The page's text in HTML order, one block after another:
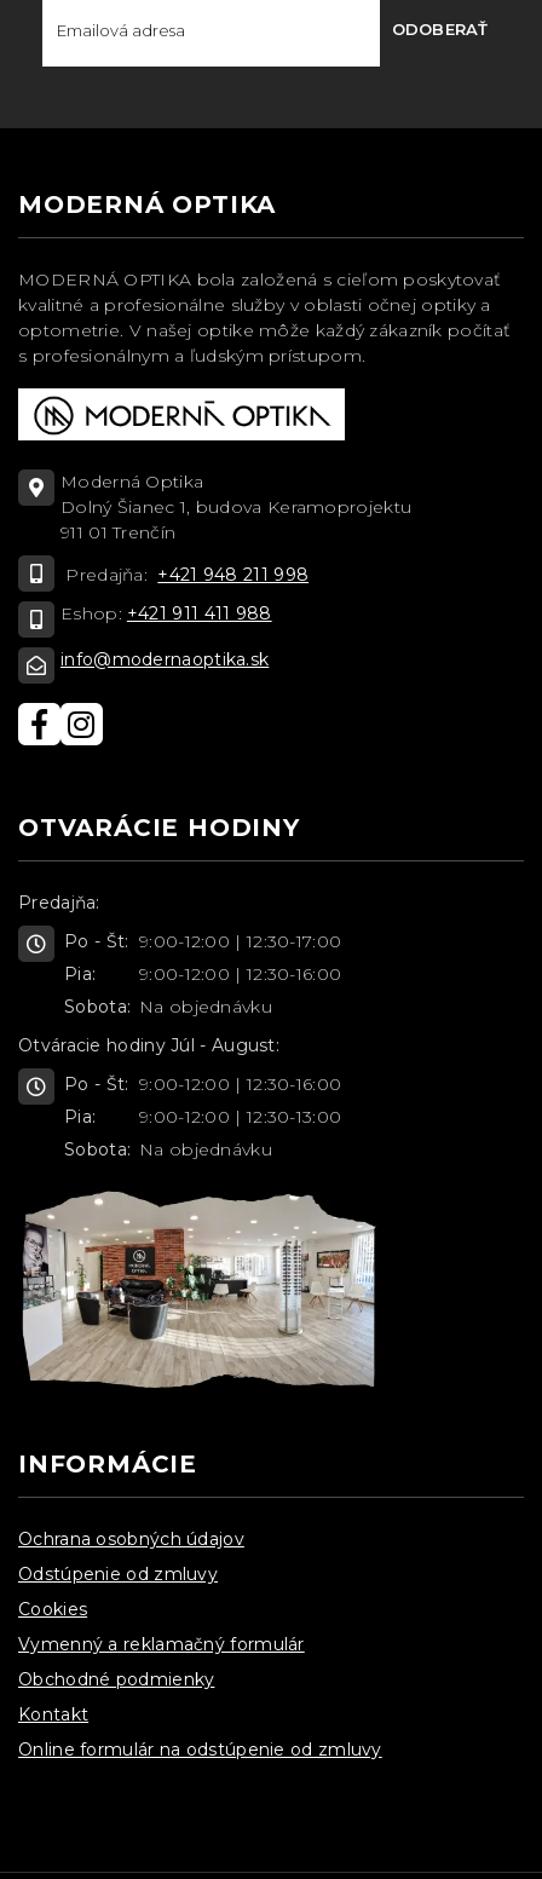
ODOBERAŤ
MODERNÁ OPTIKA
MODERNÁ OPTIKA bola založená s cieľom poskytovať
kvalitné a profesionálne služby v oblasti očnej optiky a
optometrie. V našej optike môže každý zákazník počítať
s profesionálnym a ľudským prístupom.
Moderná Optika
Dolný Šianec 1, budova Keramoprojektu
911 01 Trenčín
Predajňa: +421 948 211 998
Eshop: +421 911 411 988
info@modernaoptika.sk
OTVARÁCIE HODINY
Predajňa:
Po - Št: 9:00-12:00 | 12:30-17:00
Pia:
9:00-12:00 | 12:30-16:00
Sobota: Na objednávku
Otváracie hodiny Júl - August:
Po - Št: 9:00-12:00 | 12:30-16:00
Pia:
9:00-12:00 | 12:30-13:00
Sobota: Na objednávku
INFORMÁCIE
Ochrana osobných údajov
Odstúpenie od zmluvy
Cookies
Vymenný a reklamačný formulár
Obchodné podmienky
Kontakt
Online formulár na odstúpenie od zmluvy